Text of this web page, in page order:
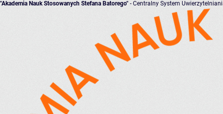
"Akademia Nauk Stosowanych Stefana Batorego" - Centralny System